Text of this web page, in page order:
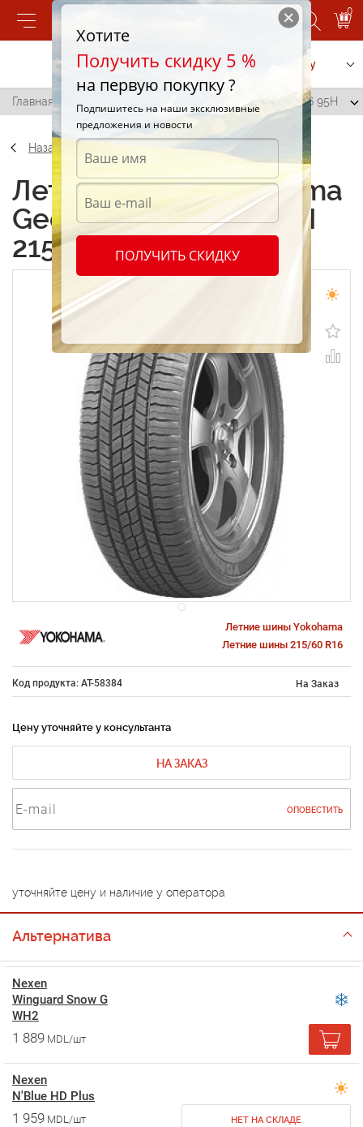
0
Позвонить Заказать услугу
Главная / Yokohama Geolandar H/T G035M 215/60 R16 95H
Назад
Летние шины Yokohama
Geolandar H/T G035M
215/60 R16 95H
Летние шины Yokohama
Летние шины 215/60 R16
Код продукта: AT-58384 На Заказ
Цену уточняйте у консультанта
НА ЗАКАЗ
ОПОВЕСТИТЬ
уточняйте цену и наличие у оператора
Альтернатива
Nexen
Winguard Snow G
WH2
1 889 MDL/шт
Nexen
N'Blue HD Plus
1 959 MDL/шт НЕТ НА СКЛАДЕ
Хотите
Получить скидку 5 %
на первую покупку ?
Подпишитесь на наши эксклюзивные
предложения и новости
ПОЛУЧИТЬ СКИДКУ